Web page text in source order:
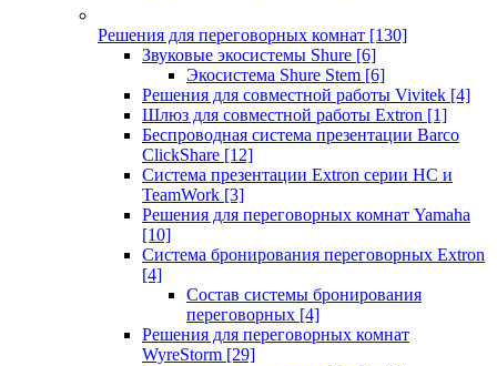
Решения для переговорных комнат [130]
Звуковые экосистемы Shure [6]
Экосистема Shure Stem [6]
Решения для совместной работы Vivitek [4]
Шлюз для совместной работы Extron [1]
Беспроводная система презентации Barco
ClickShare [12]
Система презентации Extron серии HC и
TeamWork [3]
Решения для переговорных комнат Yamaha
[10]
Система бронирования переговорных Extron
[4]
Состав системы бронирования
переговорных [4]
Решения для переговорных комнат
WyreStorm [29]